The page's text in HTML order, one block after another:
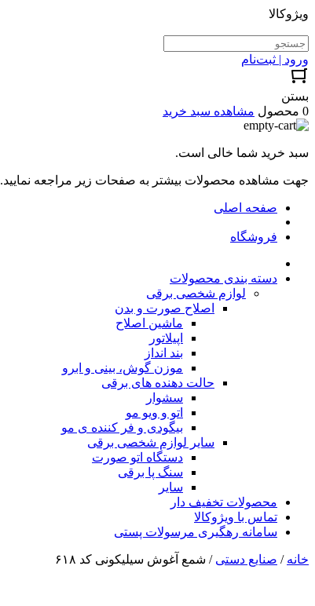
ویژوکالا
ورود | ثبت‌نام
بستن
0 محصول
مشاهده سبد خرید
سبد خرید شما خالی است.
جهت مشاهده محصولات بیشتر به صفحات زیر مراجعه نمایید.
صفحه اصلی
فروشگاه
دسته بندی محصولات
لوازم شخصی برقی
اصلاح صورت و بدن
ماشین اصلاح
اپیلاتور
بند انداز
موزن گوش، بینی و ابرو
حالت دهنده های برقی
سشوار
اتو و ویو مو
بیگودی و فر کننده ی مو
سایر لوازم شخصی برقی
دستگاه اتو صورت
سنگ پا برقی
سایر
محصولات تخفیف دار
تماس با ویژوکالا
سامانه رهگیری مرسولات پستی
خانه / صنایع دستی / شمع آغوش سیلیکونی کد ۶۱۸